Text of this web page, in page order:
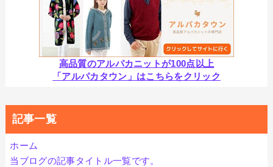
高品質のアルパカニットが100点以上
「アルパカタウン」はこちらをクリック
記事一覧
ホーム
当ブログの記事タイトル一覧です。